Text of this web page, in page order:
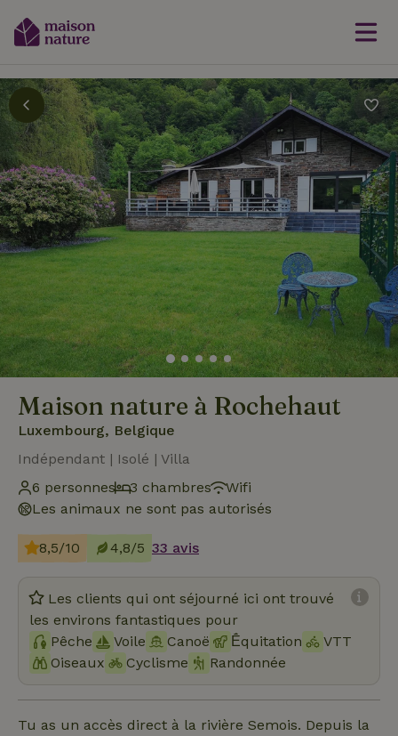
Maison nature à Rochehaut
Luxembourg, Belgique
Indépendant | Isolé | Villa
6 personnes
3 chambres
Wifi
Les animaux ne sont pas autorisés
8,5/10 4,8/5 33 avis
Les clients qui ont séjourné ici ont trouvé
les environs fantastiques pour
Pêche
Voile Canoë Ḗquitation
VTT
Oiseaux
Cyclisme Randonnée
Tu as un accès direct à la rivière Semois. Depuis la